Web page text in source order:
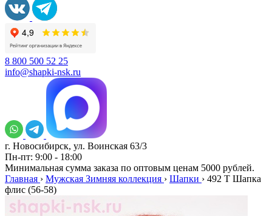
8 800 500 52 25
info@shapki-nsk.ru
г. Новосибирск, ул. Воинская 63/3
Пн-пт: 9:00 - 18:00
Минимальная сумма заказа по оптовым ценам 5000 рублей.
Главная › Мужская Зимняя коллекция › Шапки › 492 T Шапка
флис (56-58)